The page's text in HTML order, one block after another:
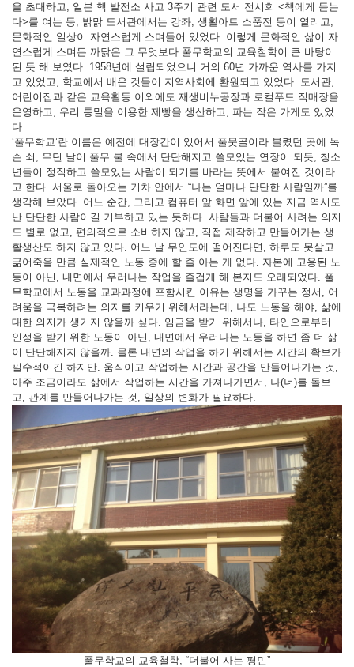
을 초대하고, 일본 핵 발전소 사고 3주기 관련 도서 전시회 <책에게 듣는
다>를 여는 등, 밝맑 도서관에서는 강좌, 생활아트 소품전 등이 열리고,
문화적인 일상이 자연스럽게 스며들어 있었다. 이렇게 문화적인 삶이 자
연스럽게 스며든 까닭은 그 무엇보다 풀무학교의 교육철학이 큰 바탕이
된 듯 해 보였다. 1958년에 설립되었으니 거의 60년 가까운 역사를 가지
고 있었고, 학교에서 배운 것들이 지역사회에 환원되고 있었다. 도서관,
어린이집과 같은 교육활동 이외에도 재생비누공장과 로컬푸드 직매장을
운영하고, 우리 통밀을 이용한 제빵을 생산하고, 파는 작은 가게도 있었
다.
‘풀무학교’란 이름은 예전에 대장간이 있어서 풀뭇골이라 불렸던 곳에 녹
슨 쇠, 무딘 날이 풀무 불 속에서 단단해지고 쓸모있는 연장이 되듯, 청소
년들이 정직하고 쓸모있는 사람이 되기를 바라는 뜻에서 붙여진 것이라
고 한다. 서울로 돌아오는 기차 안에서 “나는 얼마나 단단한 사람일까”를
생각해 보았다. 어느 순간, 그리고 컴퓨터 앞 화면 앞에 있는 지금 역시도
난 단단한 사람이길 거부하고 있는 듯하다. 사람들과 더불어 사려는 의지
도 별로 없고, 편의적으로 소비하지 않고, 직접 제작하고 만들어가는 생
활생산도 하지 않고 있다. 어느 날 무인도에 떨어진다면, 하루도 못살고
굶어죽을 만큼 실제적인 노동 중에 할 줄 아는 게 없다. 자본에 고용된 노
동이 아닌, 내면에서 우러나는 작업을 즐겁게 해 본지도 오래되었다. 풀
무학교에서 노동을 교과과정에 포함시킨 이유는 생명을 가꾸는 정서, 어
려움을 극복하려는 의지를 키우기 위해서라는데, 나도 노동을 해야, 삶에
대한 의지가 생기지 않을까 싶다. 임금을 받기 위해서나, 타인으로부터
인정을 받기 위한 노동이 아닌, 내면에서 우러나는 노동을 하면 좀 더 삶
이 단단해지지 않을까. 물론 내면의 작업을 하기 위해서는 시간의 확보가
필수적이긴 하지만. 움직이고 작업하는 시간과 공간을 만들어나가는 것,
아주 조금이라도 삶에서 작업하는 시간을 가져나가면서, 나(너)를 돌보
고, 관계를 만들어나가는 것, 일상의 변화가 필요하다.
풀무학교의 교육철학, “더불어 사는 평민”